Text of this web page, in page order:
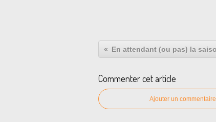
Commenter cet article
Ajouter un commentaire